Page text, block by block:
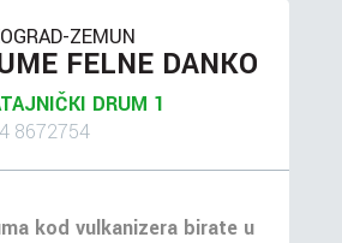
ZEMUN
FELNE DANKO
DRUM 1
8672754
kod vulkanizera birate u